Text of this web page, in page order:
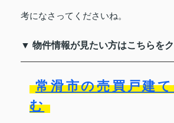
考になさってくださいね。
▼ 物件情報が見たい方はこちらを
常滑市の売買戸建
む